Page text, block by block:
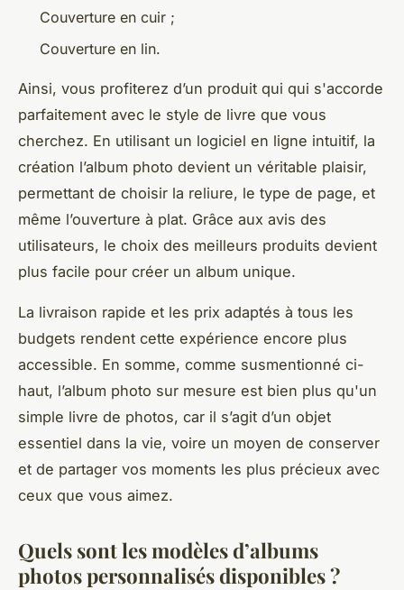
Couverture en cuir ;
Couverture en lin.
Ainsi, vous profiterez d’un produit qui qui s'accorde
parfaitement avec le style de livre que vous
cherchez. En utilisant un logiciel en ligne intuitif, la
création l’album photo devient un véritable plaisir,
permettant de choisir la reliure, le type de page, et
même l’ouverture à plat. Grâce aux avis des
utilisateurs, le choix des meilleurs produits devient
plus facile pour créer un album unique.
La livraison rapide et les prix adaptés à tous les
budgets rendent cette expérience encore plus
accessible. En somme, comme susmentionné ci-
haut, l’album photo sur mesure est bien plus qu'un
simple livre de photos, car il s’agit d’un objet
essentiel dans la vie, voire un moyen de conserver
et de partager vos moments les plus précieux avec
ceux que vous aimez.
Quels sont les modèles d’albums
photos personnalisés disponibles ?